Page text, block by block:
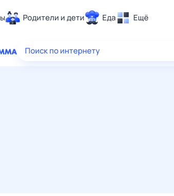
Родители и дети Еда Ещё
Здоровье
Поиск по интернету